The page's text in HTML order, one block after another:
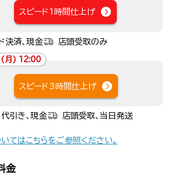
スピード1時間仕上げ
決済、現金 店頭受取のみ
(月) 12:00
スピード3時間仕上げ
代引き、現金 店頭受取、当日発送
てはこちらをご参照ください。
金